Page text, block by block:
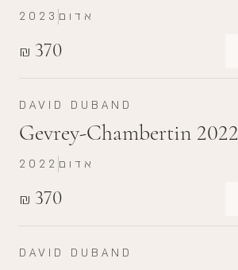
₪ 370
2023 אדום
DAVID DUBAND
Gevrey-Chambertin 2022
₪ 370
2022 אדום
DAVID DUBAND